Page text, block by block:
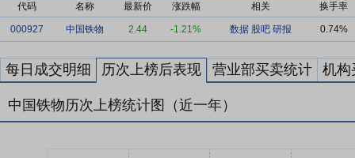
代码 名称 最新价 涨跌幅 相关 换手率
000927 中国铁物 2.44 -1.21% 数据 股吧 研报 0.74%
每日成交明细 历次上榜后表现 营业部买卖统计 机构
中国铁物历次上榜统计图（近一年）